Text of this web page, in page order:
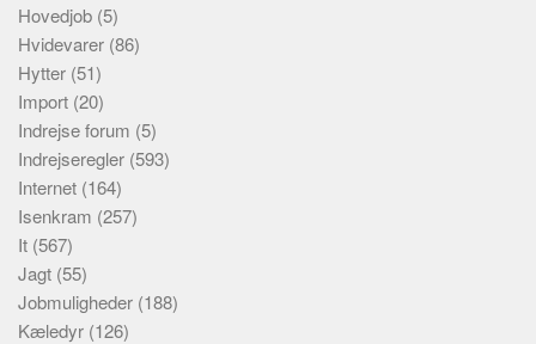
Hovedjob (5)
Hvidevarer (86)
Hytter (51)
Import (20)
Indrejse forum (5)
Indrejseregler (593)
Internet (164)
Isenkram (257)
It (567)
Jagt (55)
Jobmuligheder (188)
Kæledyr (126)